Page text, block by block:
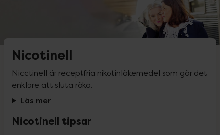
Nicotinell
Nicotinell är receptfria nikotinläkemedel som gör det
enklare att sluta röka.
Läs mer
Nicotinell tipsar